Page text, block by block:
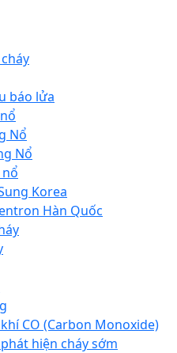
báo lửa
Nổ
Nổ
Korea
Hàn Quốc
CO (Carbon Monoxide)
hiện cháy sớm